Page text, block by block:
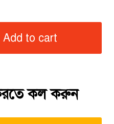
was:
price
is:
Add to cart
কল করুন